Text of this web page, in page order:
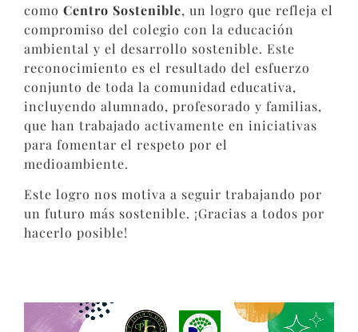
como Centro Sostenible, un logro que refleja el
compromiso del colegio con la educación
ambiental y el desarrollo sostenible. Este
reconocimiento es el resultado del esfuerzo
conjunto de toda la comunidad educativa,
incluyendo alumnado, profesorado y familias,
que han trabajado activamente en iniciativas
para fomentar el respeto por el
medioambiente.
Este logro nos motiva a seguir trabajando por
un futuro más sostenible. ¡Gracias a todos por
hacerlo posible!